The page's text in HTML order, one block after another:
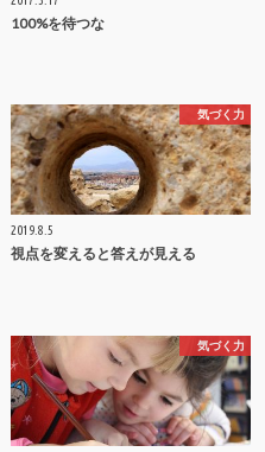
100%を待つな
気づく力
2019.8.5
視点を変えると答えが見える
気づく力